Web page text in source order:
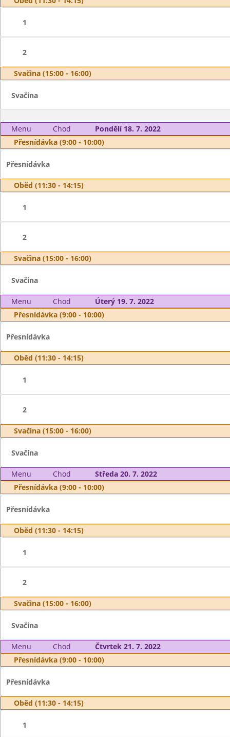
1
2
Svačina (15:00 - 16:00)
Svačina
Menu Chod
Pondělí 18. 7. 2022
Přesnídávka (9:00 - 10:00)
Přesnídávka
Oběd (11:30 - 14:15)
1
2
Svačina (15:00 - 16:00)
Svačina
Menu Chod
Úterý 19. 7. 2022
Přesnídávka (9:00 - 10:00)
Přesnídávka
Oběd (11:30 - 14:15)
1
2
Svačina (15:00 - 16:00)
Svačina
Menu Chod
Středa 20. 7. 2022
Přesnídávka (9:00 - 10:00)
Přesnídávka
Oběd (11:30 - 14:15)
1
2
Svačina (15:00 - 16:00)
Svačina
Menu Chod
Čtvrtek 21. 7. 2022
Přesnídávka (9:00 - 10:00)
Přesnídávka
Oběd (11:30 - 14:15)
1